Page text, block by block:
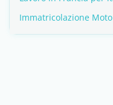
Immatricolazione